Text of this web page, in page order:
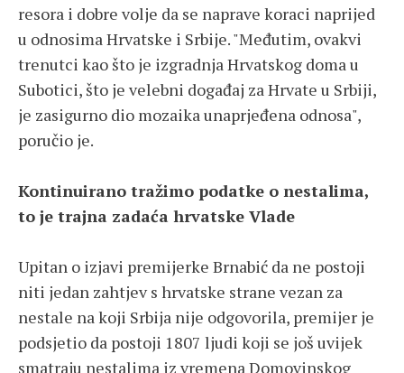
resora i dobre volje da se naprave koraci naprijed
u odnosima Hrvatske i Srbije. "Međutim, ovakvi
trenutci kao što je izgradnja Hrvatskog doma u
Subotici, što je velebni događaj za Hrvate u Srbiji,
je zasigurno dio mozaika unaprjeđena odnosa",
poručio je.
Kontinuirano tražimo podatke o nestalima,
to je trajna zadaća hrvatske Vlade
Upitan o izjavi premijerke Brnabić da ne postoji
niti jedan zahtjev s hrvatske strane vezan za
nestale na koji Srbija nije odgovorila, premijer je
podsjetio da postoji 1807 ljudi koji se još uvijek
smatraju nestalima iz vremena Domovinskog